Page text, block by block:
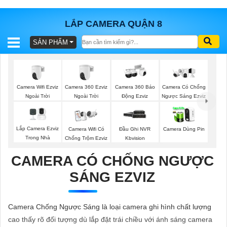
LẮP CAMERA QUẬN 8
BÁO
GÓI
SẢN
LẮP
SẢN PHẨM
Camera Wifi Ezviz
Ngoài Trời
Camera 360 Ezviz
Ngoài Trời
Camera 360 Báo
Động Ezviz
Camera Có Chống
Ngược Sáng Ezviz
Lắp Camera Ezviz
Trong Nhà
Camera Wifi Có
Chống Trộm Ezviz
Đầu Ghi NVR
Kbvision
Camera Dùng Pin
CAMERA CÓ CHỐNG NGƯỢC
SÁNG EZVIZ
Camera Chống Ngược Sáng là loại camera ghi hình chất lượng
cao thấy rõ đối tượng dù lắp đặt trái chiều với ánh sáng camera